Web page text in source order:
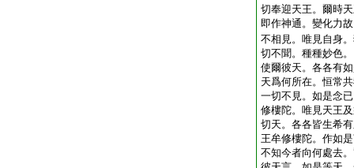
切奉迎天王。爾時
即作神通。變化力
不相見。唯見自身
切不聞。種種妙色
使爾彼天。各各有
天爲何所在。恒常
一切不見。如是念
修樓陀。唯見天王
切天。各各皆生希
王牟修樓陀。作如
不知今者向何處去